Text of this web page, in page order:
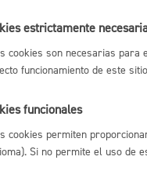
de actividades
estrictamente
cookies son necesarias para
funcionamiento de este
funcionales
cookies permiten
Si no permite el uso de